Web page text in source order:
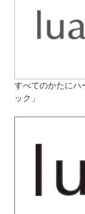
すべてのかたにハ
ック」